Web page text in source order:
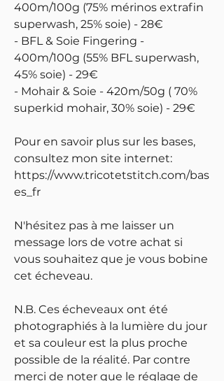
400m/100g (75% mérinos extrafin
superwash, 25% soie) - 28€
- BFL & Soie Fingering -
400m/100g (55% BFL superwash,
45% soie) - 29€
- Mohair & Soie - 420m/50g ( 70%
superkid mohair, 30% soie) - 29€
Pour en savoir plus sur les bases,
consultez mon site internet:
https://www.tricotetstitch.com/bas
es_fr
N'hésitez pas à me laisser un
message lors de votre achat si
vous souhaitez que je vous bobine
cet écheveau.
N.B. Ces écheveaux ont été
photographiés à la lumière du jour
et sa couleur est la plus proche
possible de la réalité. Par contre
merci de noter que le réglage de